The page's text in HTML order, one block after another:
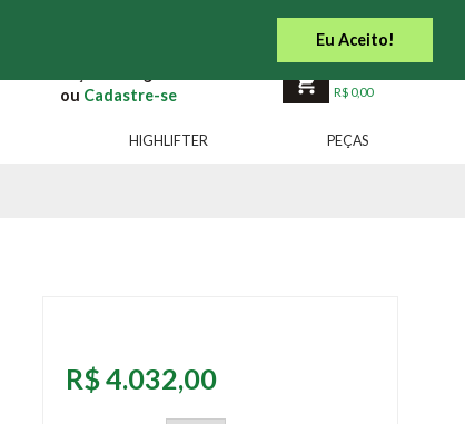
Eu Aceito!
Site Institucional
Cadastre-se
Carrinho Vazio
R$ 0,00
HIGHLIFTER PEÇAS
R$ 4.032,00